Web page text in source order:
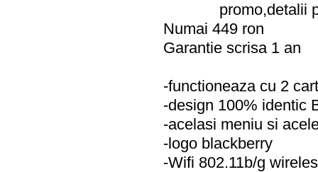
promo,detalii
Numai 449 ron
Garantie scrisa 1 an
-functioneaza cu 2
-design 100% identic
-acelasi meniu si
-logo blackberry
-Wifi 802.11b/g